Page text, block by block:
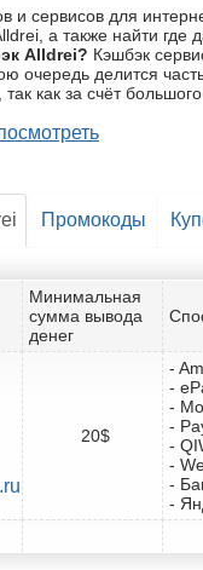
и сервисов для
а также найти где
Alldrei? Кэшбэк
очередь делится
как за счёт
Промокоды
Минимальная
сумма вывода
денег
20$
-
-
-
-
-
-
-
-